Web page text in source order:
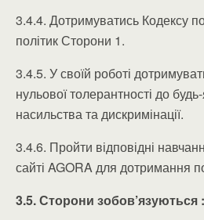
3.4.4. Дотримуватись Кодексу
політик Сторони 1.
3.4.5. У своїй роботі
нульової толерантності до
насильства та дискримінації.
3.4.6. Пройти відповідні
сайті AGORA для дотримання
3.5. Сторони зобов’язуються :